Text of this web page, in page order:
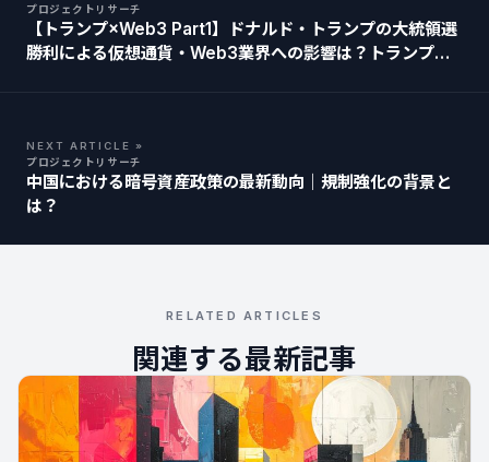
プロジェクトリサーチ
【トランプ×Web3 Part1】ドナルド・トランプの大統領選
勝利による仮想通貨・Web3業界への影響は？トランプの
NEXT ARTICLE »
プロジェクトリサーチ
中国における暗号資産政策の最新動向｜規制強化の背景と
は？
RELATED ARTICLES
関連する最新記事